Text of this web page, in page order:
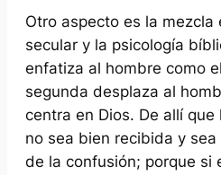
Otro aspecto es la mezcla
secular y la psicología
enfatiza al hombre como
segunda desplaza al
centra en Dios. De allí
no sea bien recibida y
de la confusión; porque si